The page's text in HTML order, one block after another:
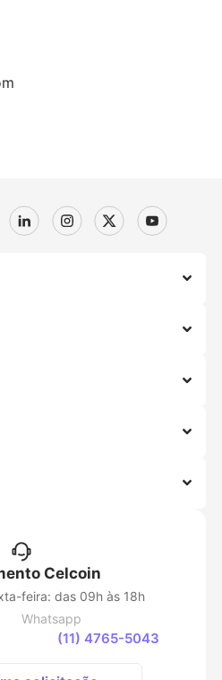
Celcoin
feira: das 09h às 18h
Whatsapp
(11) 4765-5043